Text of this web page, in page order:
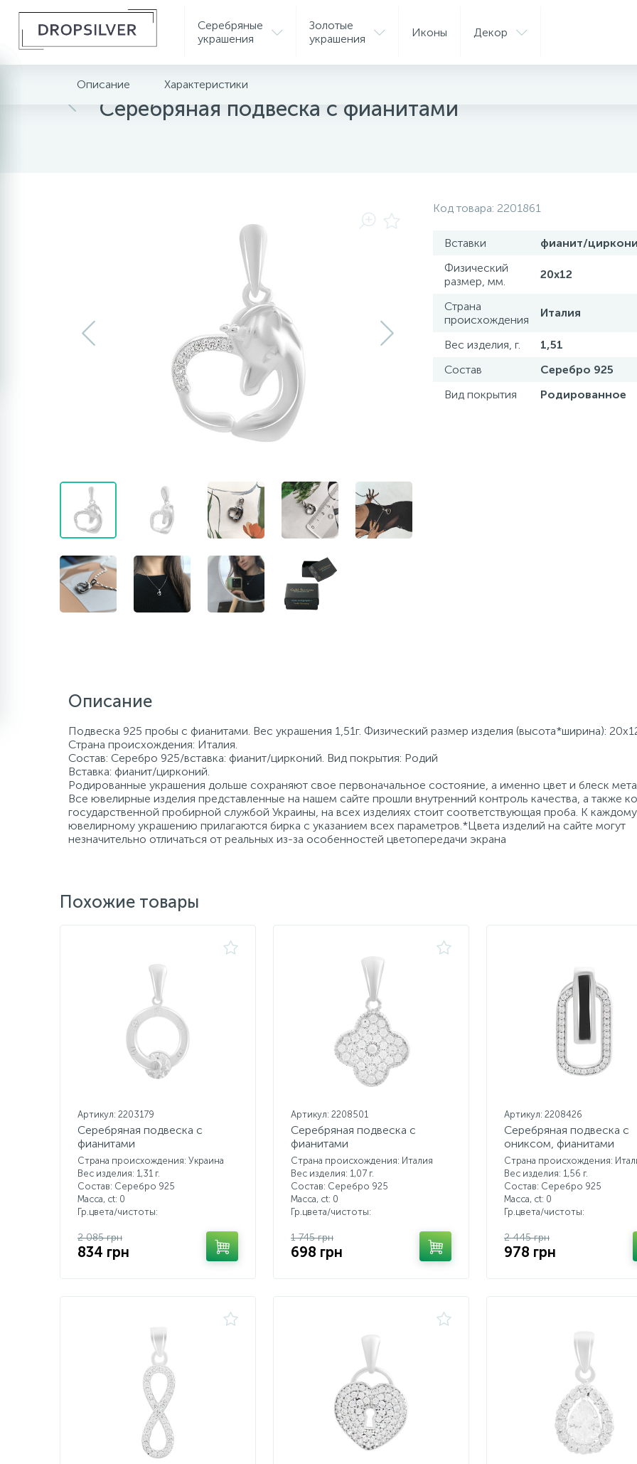
Серебряные
украшения
Золотые
украшения
Иконы Декор
Главная Серебряные украшения
Серебряная подвеска с фианитами
Описание Характеристики
Код товара: 2201861
Вставки
фианит/
Физический
размер, мм.
20x12
Страна
происхождения
Италия
Вес изделия, г.
1,51
Состав
Серебро 925
Вид покрытия
Родированное
Описание
Подвеска 925 пробы с фианитами. Вес украшения 1,51г. Физический размер изделия (высота*ширина):
Страна происхождения: Италия.
Состав: Серебро 925/вставка: фианит/цирконий. Вид покрытия: Родий
Вставка: фианит/цирконий.
Родированные украшения дольше сохраняют свое первоначальное состояние, а именно цвет и блеск
Все ювелирные изделия представленные на нашем сайте прошли внутренний контроль качества, а также
государственной пробирной службой Украины, на всех изделиях стоит соответствующая проба. К каждому
ювелирному украшению прилагаются бирка с указанием всех параметров.*Цвета изделий на сайте могут
незначительно отличаться от реальных из-за особенностей цветопередачи экрана
Похожие товары
Артикул: 2203179
Серебряная подвеска с
фианитами
Страна происхождения: Украина
Вес изделия: 1,31 г.
Состав: Серебро 925
Масса, ct: 0
Гр.цвета/чистоты:
2 085 грн
834 грн
Артикул: 2208501
Серебряная подвеска с
фианитами
Страна происхождения: Италия
Вес изделия: 1,07 г.
Состав: Серебро 925
Масса, ct: 0
Гр.цвета/чистоты:
1 745 грн
698 грн
Артикул: 2208426
Серебряная подвеска с
ониксом, фианитами
Страна происхождения:
Вес изделия: 1,56 г.
Состав: Серебро 925
Масса, ct: 0
Гр.цвета/чистоты:
2 445 грн
978 грн